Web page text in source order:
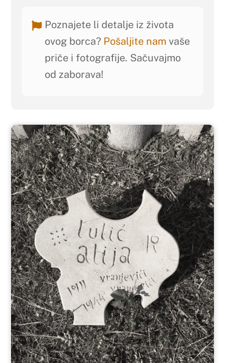
Poznajete li detalje iz života
ovog borca? Pošaljite nam vaše
priče i fotografije. Sačuvajmo
od zaborava!